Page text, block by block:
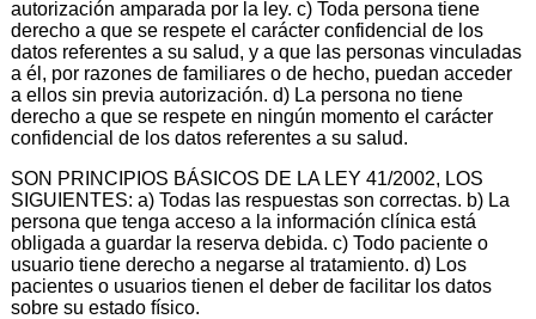
autorización amparada por la ley. c) Toda persona tiene
derecho a que se respete el carácter confidencial de los
datos referentes a su salud, y a que las personas vinculadas
a él, por razones de familiares o de hecho, puedan acceder
a ellos sin previa autorización. d) La persona no tiene
derecho a que se respete en ningún momento el carácter
confidencial de los datos referentes a su salud.
SON PRINCIPIOS BÁSICOS DE LA LEY 41/2002, LOS
SIGUIENTES: a) Todas las respuestas son correctas. b) La
persona que tenga acceso a la información clínica está
obligada a guardar la reserva debida. c) Todo paciente o
usuario tiene derecho a negarse al tratamiento. d) Los
pacientes o usuarios tienen el deber de facilitar los datos
sobre su estado físico.